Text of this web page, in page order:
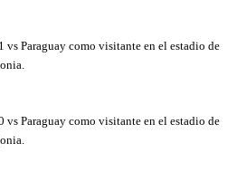
Paraguay como visitante en el estadio de
Paraguay como visitante en el estadio de